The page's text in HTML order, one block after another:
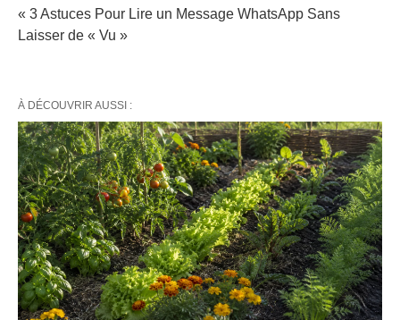
« 3 Astuces Pour Lire un Message WhatsApp Sans
Laisser de « Vu »
À DÉCOUVRIR AUSSI :